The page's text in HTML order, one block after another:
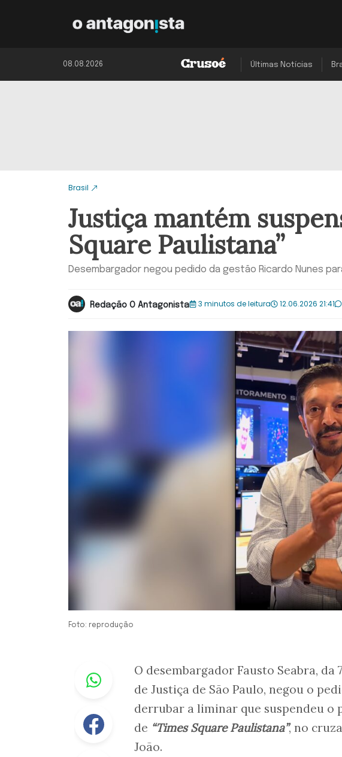
08.08.2026 Últimas Notícias
Brasil
Justiça mantém
Square Paulistana”
Desembargador negou pedido da gestão Ricardo Nunes
Redação O Antagonista 3 minutos de leitura 12.06.2026 21:41
Foto: reprodução
Whastapp
Facebook
O desembargador Fausto Seabra,
de Justiça de São Paulo, negou o
derrubar a liminar que suspendeu o
de “Times Square Paulistana”, no
João.